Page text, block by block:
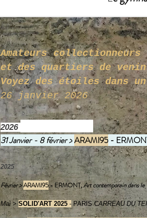
Amateurs
et des
Voyez des étoiles dans
26 janvier 2026
2026
31 Janvier - 8 février >ARAMI95 -
2025
Février >ARAMI95- ERMONT,Art contemporain dans
Mai > SOLID'ART 2025 - PARIS CARREAU DU